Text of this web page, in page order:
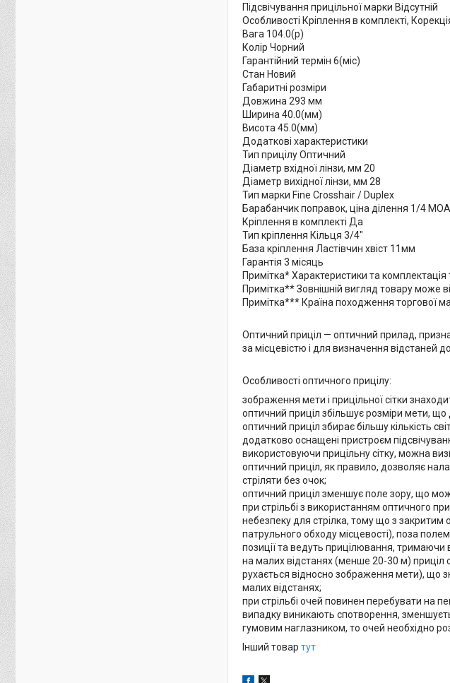
Підсвічування прицільної марки Відсутній
Особливості Кріплення в комплекті,
Вага 104.0(р)
Колір Чорний
Гарантійний термін 6(міс)
Стан Новий
Габаритні розміри
Довжина 293 мм
Ширина 40.0(мм)
Висота 45.0(мм)
Додаткові характеристики
Тип прицілу Оптичний
Діаметр вхідної лінзи, мм 20
Діаметр вихідної лінзи, мм 28
Тип марки Fine Crosshair / Duplex
Барабанчик поправок, ціна ділення 1/4 МОА
Кріплення в комплекті Да
Тип кріплення Кільця 3/4"
База кріплення Ластівчин хвіст 11мм
Гарантія 3 місяць
Примітка* Характеристики та
Примітка** Зовнішній вигляд товару може
Примітка*** Країна походження торгової
Оптичний приціл — оптичний прилад,
за місцевістю і для визначення відстаней
Особливості оптичного прицілу:
зображення мети і прицільної сітки
оптичний приціл збільшує розміри мети,
оптичний приціл збирає більшу кількість
додатково оснащені пристроєм
використовуючи прицільну сітку, можна
оптичний приціл, як правило, дозволяє
стріляти без очок;
оптичний приціл зменшує поле зору, що
при стрільбі з використанням оптичного
небезпеку для стрілка, тому що з закритим
патрульного обходу місцевості), поза
позиції та ведуть прицілювання, тримаючи
на малих відстанях (менше 20-30 м) приціл
рухається відносно зображення мети), що
малих відстанях;
при стрільбі очей повинен перебувати на
випадку виникають спотворення,
гумовим наглазником, то очей необхідно
Інший товар тут